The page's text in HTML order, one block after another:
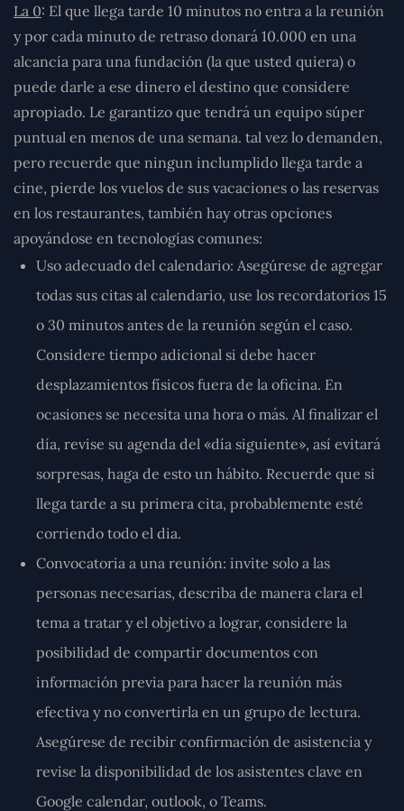
La 0: El que llega tarde 10 minutos no entra a la reunión
y por cada minuto de retraso donará 10.000 en una
alcancía para una fundación (la que usted quiera) o
puede darle a ese dinero el destino que considere
apropiado. Le garantizo que tendrá un equipo súper
puntual en menos de una semana. tal vez lo demanden,
pero recuerde que ningun inclumplido llega tarde a
cine, pierde los vuelos de sus vacaciones o las reservas
en los restaurantes, también hay otras opciones
apoyándose en tecnologías comunes:
Uso adecuado del calendario: Asegúrese de agregar
todas sus citas al calendario, use los recordatorios 15
o 30 minutos antes de la reunión según el caso.
Considere tiempo adicional si debe hacer
desplazamientos físicos fuera de la oficina. En
ocasiones se necesita una hora o más. Al finalizar el
día, revise su agenda del «día siguiente», así evitará
sorpresas, haga de esto un hábito. Recuerde que si
llega tarde a su primera cita, probablemente esté
corriendo todo el dia.
Convocatoria a una reunión: invite solo a las
personas necesarias, describa de manera clara el
tema a tratar y el objetivo a lograr, considere la
posibilidad de compartir documentos con
información previa para hacer la reunión más
efectiva y no convertirla en un grupo de lectura.
Asegúrese de recibir confirmación de asistencia y
revise la disponibilidad de los asistentes clave en
Google calendar, outlook, o Teams.